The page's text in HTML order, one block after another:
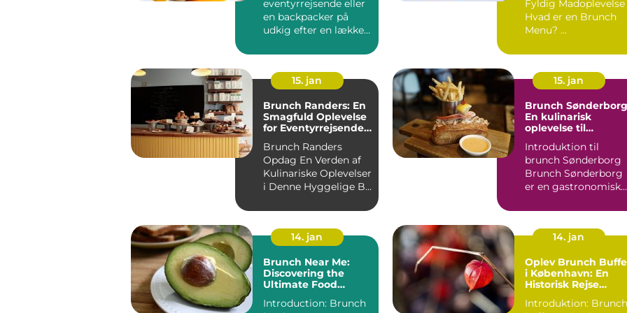
eventyrrejsende eller
en backpacker på
udkig efter en lækker,
starte...
Fyldig Madoplevelse
Hvad er en Brunch
Menu? ...
15. jan
Brunch Randers: En
Smagfuld Oplevelse
for Eventyrrejsende
Brunch Randers
Opdag En Verden af
Kulinariske Oplevelser
i Denne Hyggelige By
15. jan
Brunch
En kulinarisk
oplevelse til
backpackere
Introduktion til
brunch Sønderborg
Brunch Sønderborg
er en gastronomisk
i d...
14. jan
Brunch Near Me:
Discovering the
Ultimate Food
Introduction: Brunch
14. jan
Oplev Brunch
i København: En
Historisk Rejse
Danske Hovedstads
Introduktion: Brunch